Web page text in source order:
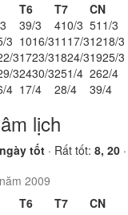
T6 T7
CN
39/3 410/3 511/3
3 1016/311 17/31218/3
31723/31824/31925/3
32430/3251/4 262/4
4 17/4 28/4 39/4
lịch
tốt · Rất tốt: 8, 20 ·
2009
T6 T7
CN